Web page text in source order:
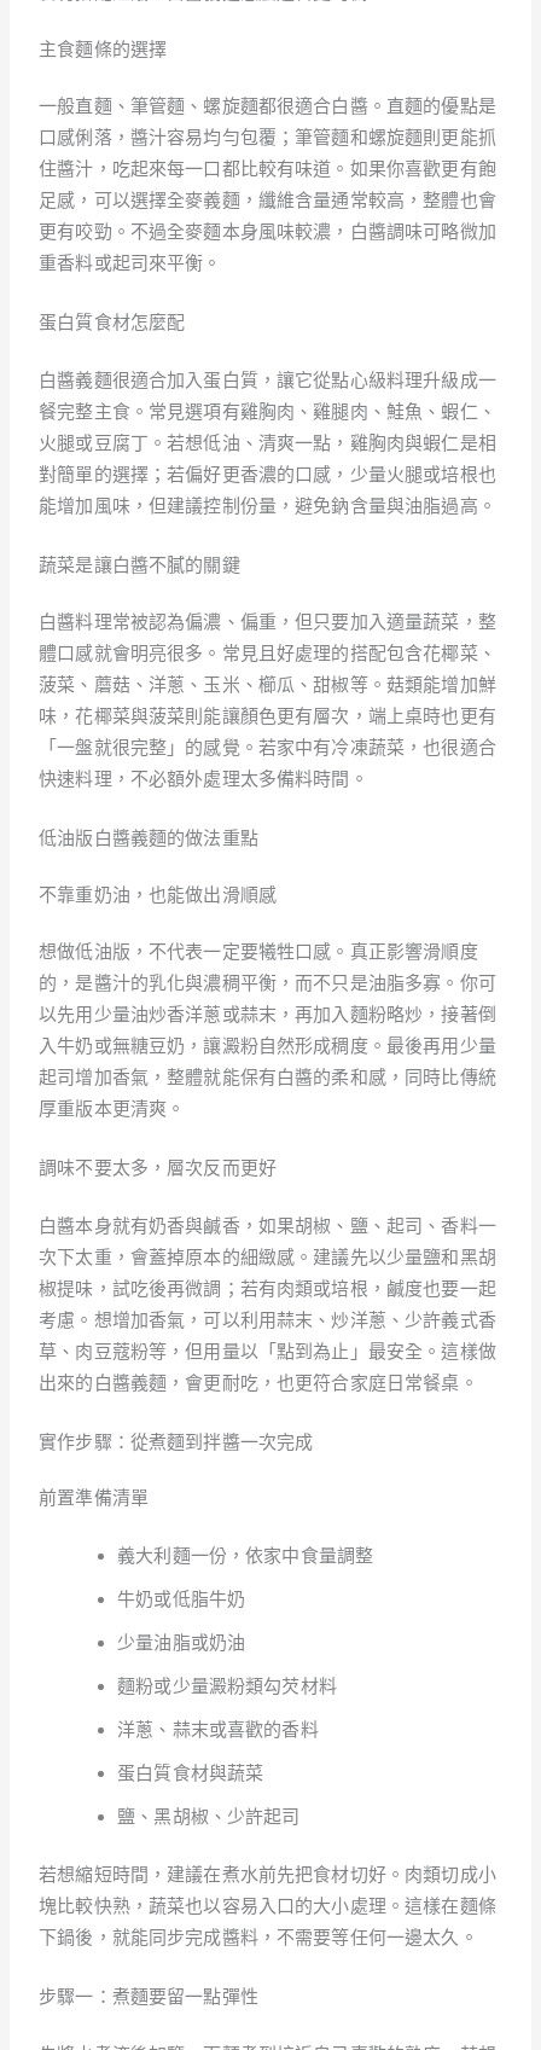
主食麵條的選擇
一般直麵、筆管麵、螺旋麵都很適合白醬。直麵的優點是
口感俐落，醬汁容易均勻包覆；筆管麵和螺旋麵則更能抓
住醬汁，吃起來每一口都比較有味道。如果你喜歡更有飽
足感，可以選擇全麥義麵，纖維含量通常較高，整體也會
更有咬勁。不過全麥麵本身風味較濃，白醬調味可略微加
重香料或起司來平衡。
蛋白質食材怎麼配
白醬義麵很適合加入蛋白質，讓它從點心級料理升級成一
餐完整主食。常見選項有雞胸肉、雞腿肉、鮭魚、蝦仁、
火腿或豆腐丁。若想低油、清爽一點，雞胸肉與蝦仁是相
對簡單的選擇；若偏好更香濃的口感，少量火腿或培根也
能增加風味，但建議控制份量，避免鈉含量與油脂過高。
蔬菜是讓白醬不膩的關鍵
白醬料理常被認為偏濃、偏重，但只要加入適量蔬菜，整
體口感就會明亮很多。常見且好處理的搭配包含花椰菜、
菠菜、蘑菇、洋蔥、玉米、櫛瓜、甜椒等。菇類能增加鮮
味，花椰菜與菠菜則能讓顏色更有層次，端上桌時也更有
「一盤就很完整」的感覺。若家中有冷凍蔬菜，也很適合
快速料理，不必額外處理太多備料時間。
低油版白醬義麵的做法重點
不靠重奶油，也能做出滑順感
想做低油版，不代表一定要犧牲口感。真正影響滑順度
的，是醬汁的乳化與濃稠平衡，而不只是油脂多寡。你可
以先用少量油炒香洋蔥或蒜末，再加入麵粉略炒，接著倒
入牛奶或無糖豆奶，讓澱粉自然形成稠度。最後再用少量
起司增加香氣，整體就能保有白醬的柔和感，同時比傳統
厚重版本更清爽。
調味不要太多，層次反而更好
白醬本身就有奶香與鹹香，如果胡椒、鹽、起司、香料一
次下太重，會蓋掉原本的細緻感。建議先以少量鹽和黑胡
椒提味，試吃後再微調；若有肉類或培根，鹹度也要一起
考慮。想增加香氣，可以利用蒜末、炒洋蔥、少許義式香
草、肉豆蔻粉等，但用量以「點到為止」最安全。這樣做
出來的白醬義麵，會更耐吃，也更符合家庭日常餐桌。
實作步驟：從煮麵到拌醬一次完成
前置準備清單
義大利麵一份，依家中食量調整
牛奶或低脂牛奶
少量油脂或奶油
麵粉或少量澱粉類勾芡材料
洋蔥、蒜末或喜歡的香料
蛋白質食材與蔬菜
鹽、黑胡椒、少許起司
若想縮短時間，建議在煮水前先把食材切好。肉類切成小
塊比較快熟，蔬菜也以容易入口的大小處理。這樣在麵條
下鍋後，就能同步完成醬料，不需要等任何一邊太久。
步驟一：煮麵要留一點彈性